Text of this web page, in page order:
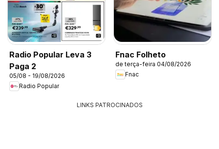
Radio Popular Leva 3
Paga 2
05/08 - 19/08/2026
Radio Popular
Fnac Folheto
de terça-feira 04/08/2026
Fnac
LINKS PATROCINADOS